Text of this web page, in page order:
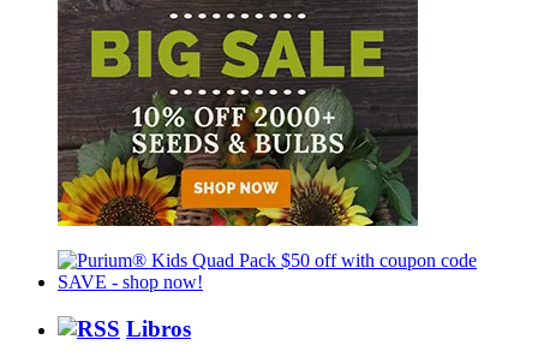
Libros